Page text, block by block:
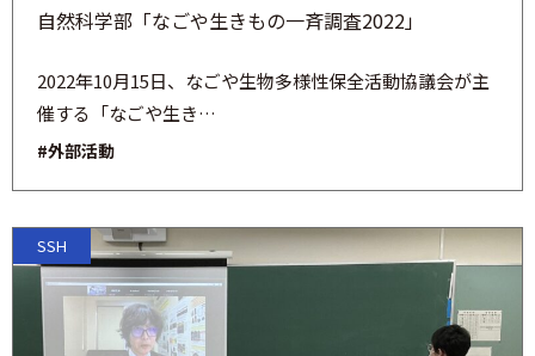
自然科学部「なごや生きもの一斉調査2022」
2022年10月15日、なごや生物多様性保全活動協議会が主
催する「なごや生き…
#外部活動
SSH